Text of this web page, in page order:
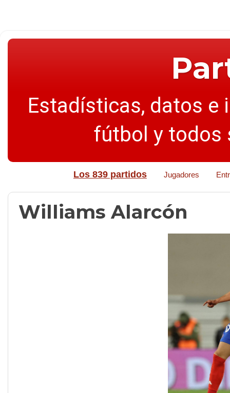
Estadísticas, datos e
fútbol y todos
Los 839 partidos Jugadores
Williams Alarcón